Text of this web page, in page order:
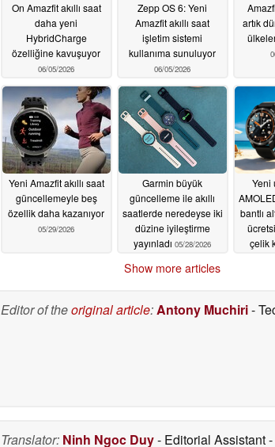
On Amazfit akıllı saat
daha yeni
HybridCharge
özelliğine kavuşuyor
06/05/2026
Zepp OS 6: Yeni
Amazfit akıllı saat
işletim sistemi
kullanıma sunuluyor
06/05/2026
artık
Yeni Amazfit akıllı saat
güncellemeyle beş
özellik daha kazanıyor
05/29/2026
Garmin büyük
güncelleme ile akıllı
saatlerde neredeyse iki
düzine iyileştirme
yayınladı 05/28/2026
Yeni
bantlı
çelik
Show more articles
Editor of theoriginal article:Antony Muchiri-
Translator: Ninh Ngoc Duy- Editorial Assistant